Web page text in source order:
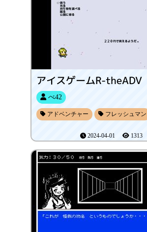
アイスゲームR-theADV
べ42
アドベンチャー フレッシュマン
2024-04-01 1313